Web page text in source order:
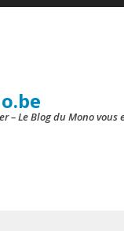
– Le Blog du Mono vous